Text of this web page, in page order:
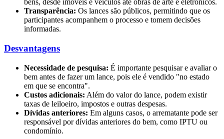
bens, desde imóveis e veículos até obras de arte e eletrônicos.
Transparência: Os lances são públicos, permitindo que os
participantes acompanhem o processo e tomem decisões
informadas.
Desvantagens
Necessidade de pesquisa: É importante pesquisar e avaliar o
bem antes de fazer um lance, pois ele é vendido "no estado
em que se encontra".
Custos adicionais: Além do valor do lance, podem existir
taxas de leiloeiro, impostos e outras despesas.
Dívidas anteriores: Em alguns casos, o arrematante pode ser
responsável por dívidas anteriores do bem, como IPTU ou
condomínio.